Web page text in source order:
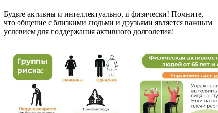
Будьте активны и интеллектуально, и физически! Помните,
что общение с близкими людьми и друзьями является важным
условием для поддержания активного долголетия!